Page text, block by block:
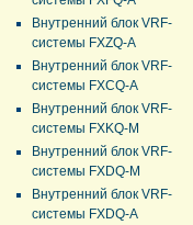
Внутренний блок VRF-
системы FXZQ-A
Внутренний блок VRF-
системы FXCQ-A
Внутренний блок VRF-
системы FXKQ-M
Внутренний блок VRF-
системы FXDQ-M
Внутренний блок VRF-
системы FXDQ-A